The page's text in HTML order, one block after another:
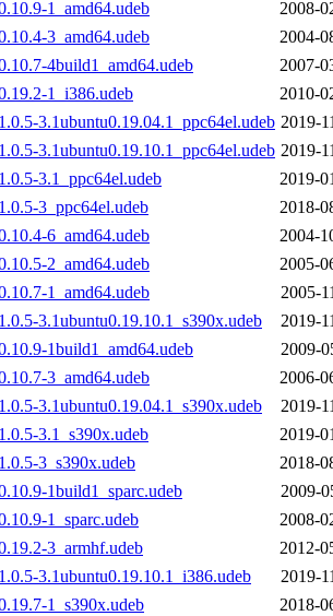
1_amd64.udeb
2008-
3_amd64.udeb
2004-
4build1_amd64.udeb
2007-
1_i386.udeb
2010-
3.1ubuntu0.19.04.1_ppc64el.udeb 2019-
3.1ubuntu0.19.10.1_ppc64el.udeb 2019-
3.1_ppc64el.udeb
2019-
3_ppc64el.udeb
2018-
6_amd64.udeb
2004-
2_amd64.udeb
2005-
1_amd64.udeb
2005-
3.1ubuntu0.19.10.1_s390x.udeb
2019-
1build1_amd64.udeb
2009-
3_amd64.udeb
2006-
3.1ubuntu0.19.04.1_s390x.udeb
2019-
3.1_s390x.udeb
2019-
3_s390x.udeb
2018-
1build1_sparc.udeb
2009-
1_sparc.udeb
2008-
3_armhf.udeb
2012-
3.1ubuntu0.19.10.1_i386.udeb
2019-
1_s390x.udeb
2018-